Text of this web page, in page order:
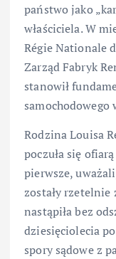
państwo jako
właściciela. W
Régie Nationale
Zarząd Fabryk
stanowił
Rodzina Louisa
poczuła się
pierwsze,
zostały rzetelnie
nastąpiła bez
dziesięciolecia
spory sądowe z